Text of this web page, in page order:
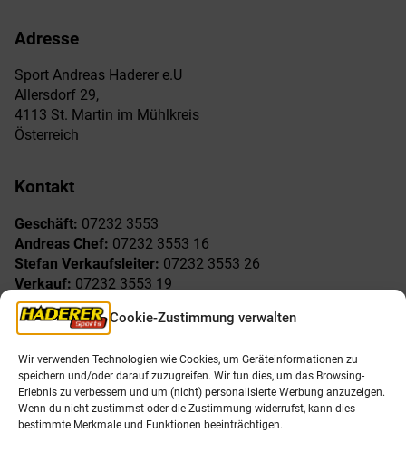
Cookie-Zustimmung verwalten
Wir verwenden Technologien wie Cookies, um Geräteinformationen zu
speichern und/oder darauf zuzugreifen. Wir tun dies, um das Browsing-
Erlebnis zu verbessern und um (nicht) personalisierte Werbung anzuzeigen.
Wenn du nicht zustimmst oder die Zustimmung widerrufst, kann dies
bestimmte Merkmale und Funktionen beeinträchtigen.
Adresse
Sport Andreas Haderer e.U
Allersdorf 29,
4113 St. Martin im Mühlkreis
Österreich
Kontakt
Geschäft: 07232 3553
Andreas Chef: 07232 3553 16
Stefan Verkaufsleiter: 07232 3553 26
Verkauf: 07232 3553 19
Reklamationen:
Freude am Sport
AGB
Impressum
Datenschutzerklärung
Allgemeines
Öffnungszeiten
Unser Team